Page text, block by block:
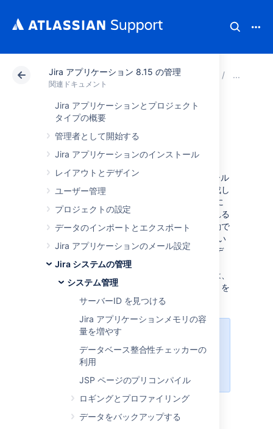
Jira アプリケーション 8.15 の管理
関連ドキュメント
Jira アプリケーションとプロジェクト
タイプの概要
管理者として開始する
Jira アプリケーションのインストール
レイアウトとデザイン
ユーザー管理
プロジェクトの設定
データのインポートとエクスポート
Jira アプリケーションのメール設定
Jira システムの管理
システム管理
サーバーID を見つける
Jira アプリケーションメモリの容
量を増やす
データベース整合性チェッカーの
利用
JSP ページのプリコンパイル
ロギングとプロファイリング
データをバックアップする
アトラシアン サポート 関連ドキュメント Jira アプ
サーチのインデク
シング
高速な検索を提供するため、Jira は課題フィール
ドに入力されたテキストのインデックスを作成し
ます。このインデックスはファイル システムに
保存され、課題テキストが追加または変更される
たびに更新されます。このインデックスを手動で
再作成する必要が生じることがあります (新しい
カスタム フィールドを追加した場合や、インデ
ックスが失われたり、壊れたりした場合など)。
インデックスを再作成する際の詳細については、
主要な構成変更後のインデックスの再作成
」を
参照してください。
次のすべての手順を行うには、
管理者グローバル権限を持つユーザ
ーとしてログインする必要がありま
Jira のインデックスを再作